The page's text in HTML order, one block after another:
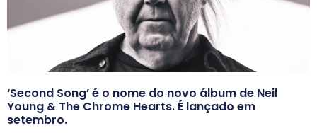
‘Second Song’ é o nome do novo álbum de Neil
Young & The Chrome Hearts. É lançado em
setembro.